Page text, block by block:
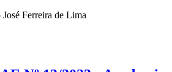
Ferreira de Lima